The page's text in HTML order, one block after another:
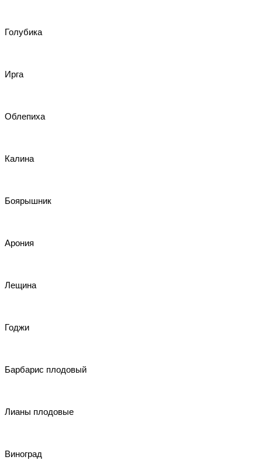
Голубика
Ирга
Облепиха
Калина
Боярышник
Арония
Лещина
Годжи
Барбарис плодовый
Лианы плодовые
Виноград